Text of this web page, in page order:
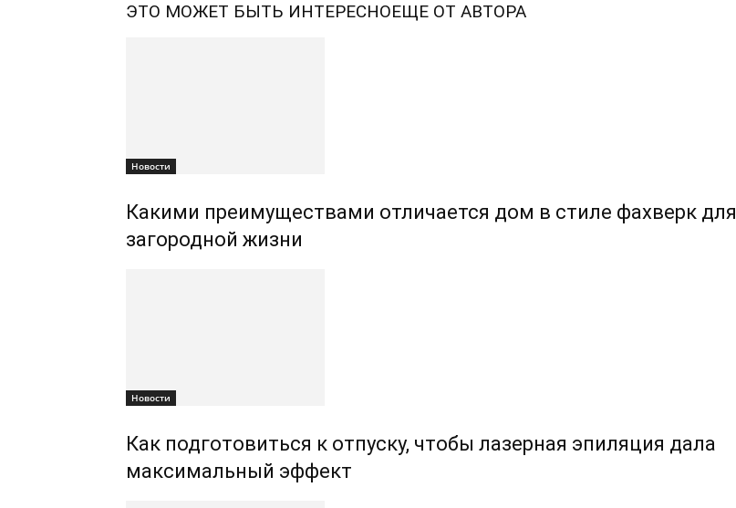
ЭТО МОЖЕТ БЫТЬ ИНТЕРЕСНОЕЩЕ ОТ АВТОРА
Новости
Какими преимуществами отличается дом в стиле фахверк для
загородной жизни
Новости
Как подготовиться к отпуску, чтобы лазерная эпиляция дала
максимальный эффект